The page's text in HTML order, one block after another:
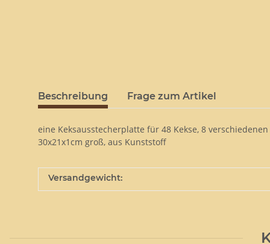
Beschreibung Frage zum Artikel
eine Keksausstecherplatte für 48 Kekse, 8
30x21x1cm groß, aus Kunststoff
Versandgewicht: